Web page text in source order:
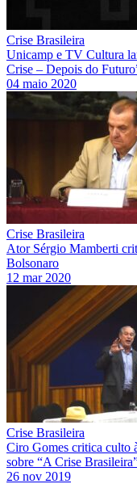
Crise Brasileira
Unicamp e TV Cultura
Crise – Depois do
04 maio 2020
Crise Brasileira
Ator Sérgio Mamberti
Bolsonaro
12 mar 2020
Crise Brasileira
Ciro Gomes critica culto
sobre “A Crise
26 nov 2019